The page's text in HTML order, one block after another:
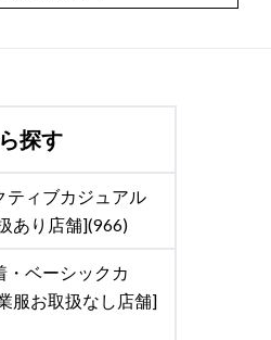
探す
ティブカジュアル
あり店舗](966)
・ベーシックカ
服お取扱なし店舗]